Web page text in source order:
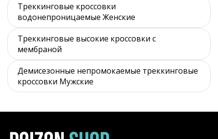
Треккинговые кроссовки
водонепроницаемые Женские
Треккинговые высокие кроссовки с
мембраной
Демисезонные непромокаемые треккинговые
кроссовки Мужские